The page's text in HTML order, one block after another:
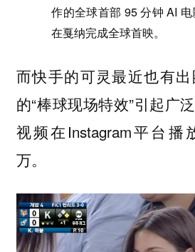
作的全球首部 95 分钟 AI
在戛纳完成全球首映。
而快手的可灵最近也有
的“棒球现场特效”引起广
视频在Instagram平台播
万。